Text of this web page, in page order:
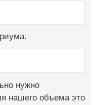
нужно
нашего объема это